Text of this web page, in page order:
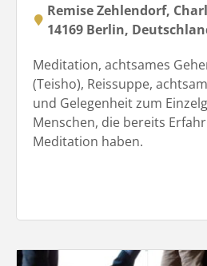
Remise Zehlendorf,
14169 Berlin,
Meditation, achtsames
(Teisho), Reissuppe,
und Gelegenheit zum
Menschen, die bereits
Meditation haben.